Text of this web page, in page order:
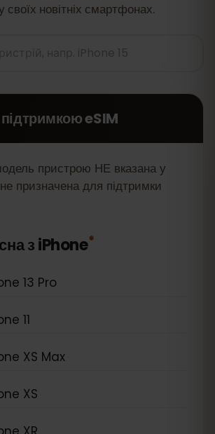
своїх новітніх смартфонах.
підтримкою eSIM
пристрою НЕ вказана у
призначена для підтримки
зiPhone*
13 Pro
11
XS Max
XS